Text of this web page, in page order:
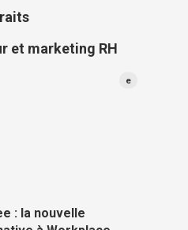
et marketing RH
e
: la nouvelle